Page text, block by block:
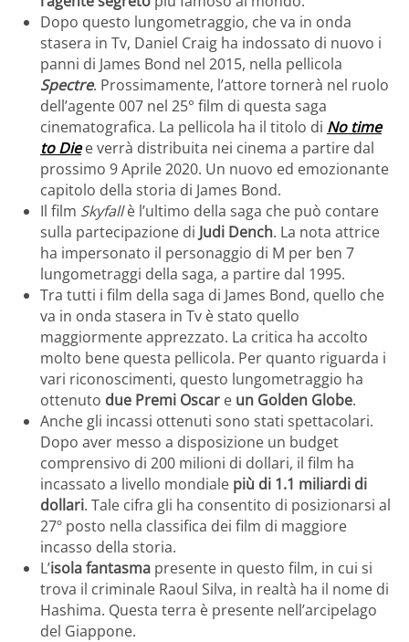
Dopo questo lungometraggio, che va in onda
stasera in Tv, Daniel Craig ha indossato di nuovo i
panni di James Bond nel 2015, nella pellicola
Spectre. Prossimamente, l’attore tornerà nel ruolo
dell’agente 007 nel 25° film di questa saga
cinematografica. La pellicola ha il titolo di No time
to Die e verrà distribuita nei cinema a partire dal
prossimo 9 Aprile 2020. Un nuovo ed emozionante
capitolo della storia di James Bond.
Il film Skyfallè l’ultimo della saga che può contare
sulla partecipazione di Judi Dench. La nota attrice
ha impersonato il personaggio di M per ben 7
lungometraggi della saga, a partire dal 1995.
Tra tutti i film della saga di James Bond, quello che
va in onda stasera in Tv è stato quello
maggiormente apprezzato. La critica ha accolto
molto bene questa pellicola. Per quanto riguarda i
vari riconoscimenti, questo lungometraggio ha
ottenuto due Premi Oscar e un Golden Globe.
Anche gli incassi ottenuti sono stati spettacolari.
Dopo aver messo a disposizione un budget
comprensivo di 200 milioni di dollari, il film ha
incassato a livello mondiale più di 1.1 miliardi di
dollari. Tale cifra gli ha consentito di posizionarsi al
27º posto nella classifica dei film di maggiore
incasso della storia.
L’isola fantasma presente in questo film, in cui si
trova il criminale Raoul Silva, in realtà ha il nome di
Hashima. Questa terra è presente nell’arcipelago
del Giappone.